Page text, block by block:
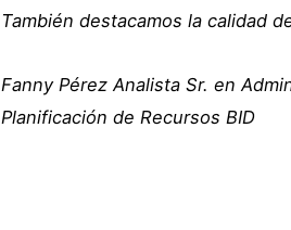
También destacamos la calidad
Fanny Pérez Analista Sr. en
Planificación de Recursos BID